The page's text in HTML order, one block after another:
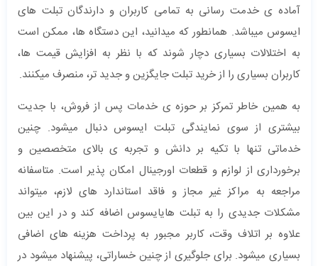
آماده ی خدمت رسانی به تمامی کاربران و دارندگان تبلت های
ایسوس میباشد. همانطور که میدانید، این دستگاه ها، ممکن است
به اختلالات بسیاری دچار شوند که با نظر به افزایش قیمت ها،
کاربران بسیاری را از خرید تبلت جایگزین و جدید تر، منصرف میکنند.
به همین خاطر تمرکز بر حوزه ی خدمات پس از فروش، با جدیت
بیشتری از سوی نمایندگی تبلت ایسوس دنبال میشود. چنین
خدماتی تنها با تکیه بر دانش و تجربه ی بالای متخصصین و
برخورداری از لوازم و قطعات اورجینال امکان پذیر است. متاسفانه
مراجعه به مراکز غیر مجاز و فاقد استاندارد های لازم، میتواند
مشکلات جدیدی را به تبلت هایایسوس اضافه کند و در این بین
علاوه بر اتلاف وقت، کاربر مجبور به پرداخت هزینه های اضافی
بسیاری میشود. برای جلوگیری از چنین خساراتی، پیشنهاد میشود در